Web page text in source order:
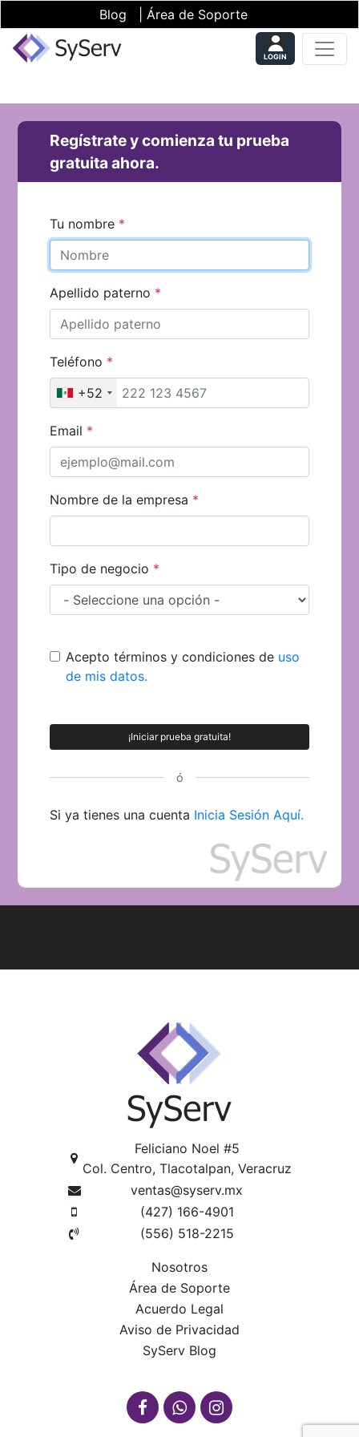
Blog Área de Soporte
LOGIN
Regístrate y comienza tu prueba
gratuita ahora.
Tu nombre *
Apellido paterno *
Teléfono *
+52
Email *
Nombre de la empresa *
Tipo de negocio *
Acepto términos y condiciones de uso
de mis datos.
¡Iniciar prueba gratuita!
ó
Si ya tienes una cuenta Inicia Sesión Aquí.
Feliciano Noel #5
Col. Centro, Tlacotalpan, Veracruz
ventas@syserv.mx
(427) 166-4901
(556) 518-2215
Nosotros
Área de Soporte
Acuerdo Legal
Aviso de Privacidad
SyServ Blog